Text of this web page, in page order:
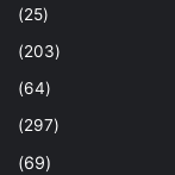
(25)
(203)
(64)
(297)
(69)